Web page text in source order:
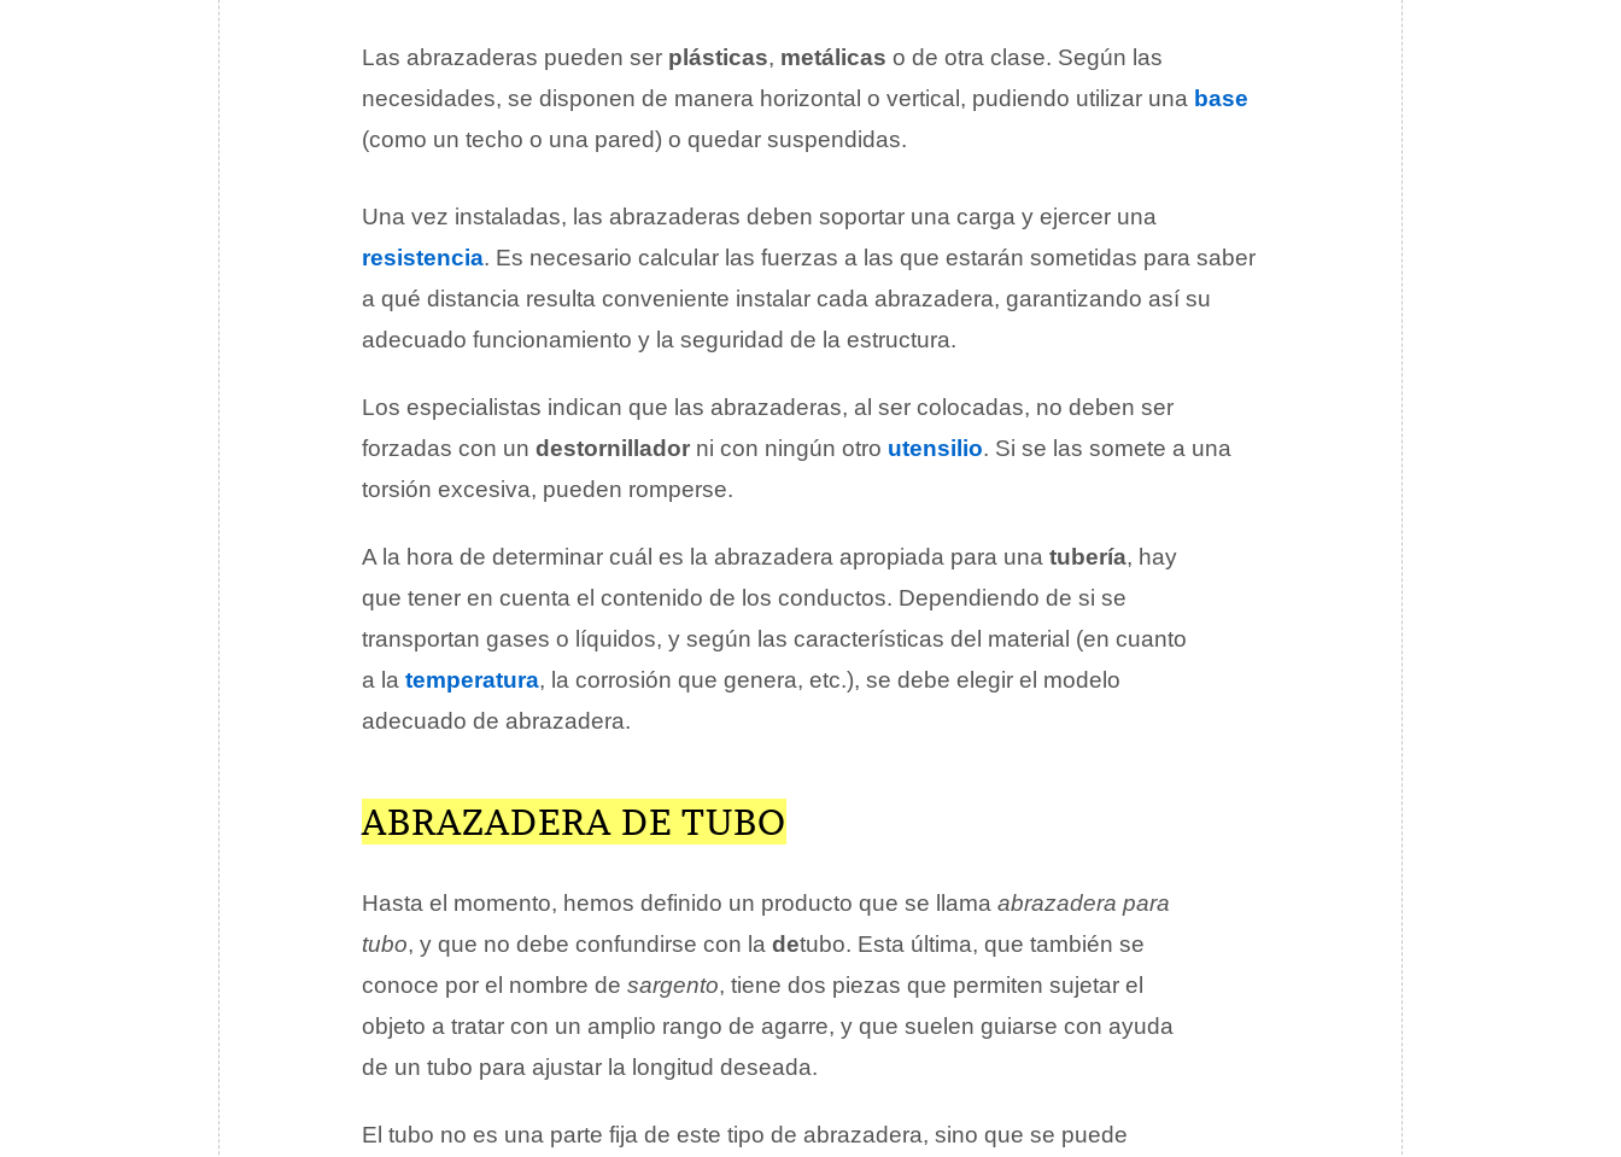
Las abrazaderas pueden ser plásticas, metálicas o de otra clase. Según las
necesidades, se disponen de manera horizontal o vertical, pudiendo utilizar una base
(como un techo o una pared) o quedar suspendidas.
Una vez instaladas, las abrazaderas deben soportar una carga y ejercer una
resistencia. Es necesario calcular las fuerzas a las que estarán sometidas para saber
a qué distancia resulta conveniente instalar cada abrazadera, garantizando así su
adecuado funcionamiento y la seguridad de la estructura.
Los especialistas indican que las abrazaderas, al ser colocadas, no deben ser
forzadas con un destornillador ni con ningún otro utensilio. Si se las somete a una
torsión excesiva, pueden romperse.
A la hora de determinar cuál es la abrazadera apropiada para una tubería, hay
que tener en cuenta el contenido de los conductos. Dependiendo de si se
transportan gases o líquidos, y según las características del material (en cuanto
a la temperatura, la corrosión que genera, etc.), se debe elegir el modelo
adecuado de abrazadera.
ABRAZADERA DE TUBO
Hasta el momento, hemos definido un producto que se llama abrazadera para
tubo, y que no debe confundirse con la detubo. Esta última, que también se
conoce por el nombre de sargento, tiene dos piezas que permiten sujetar el
objeto a tratar con un amplio rango de agarre, y que suelen guiarse con ayuda
de un tubo para ajustar la longitud deseada.
El tubo no es una parte fija de este tipo de abrazadera, sino que se puede